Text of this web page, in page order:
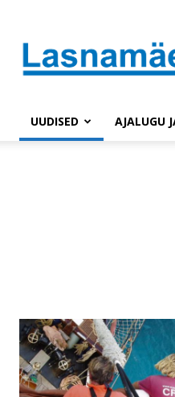
UUDISED AJALUGU